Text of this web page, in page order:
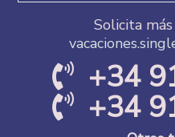
Solicita
+34
+34